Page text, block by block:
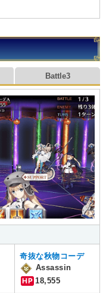
Battle3
奇抜な秋物コーデ
Assassin
HP 18,555